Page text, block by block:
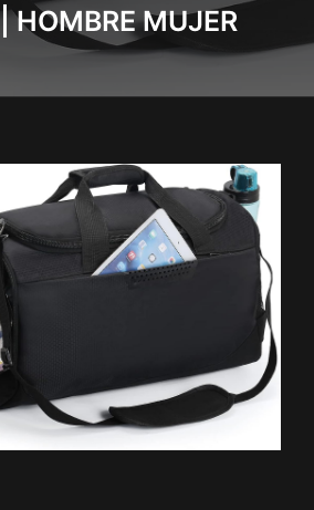
HOMBRE MUJER